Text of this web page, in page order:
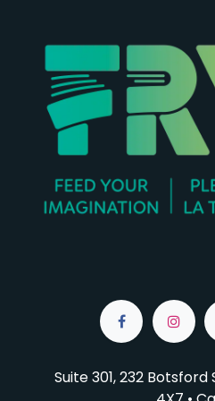
Suite 301, 232 Botsford